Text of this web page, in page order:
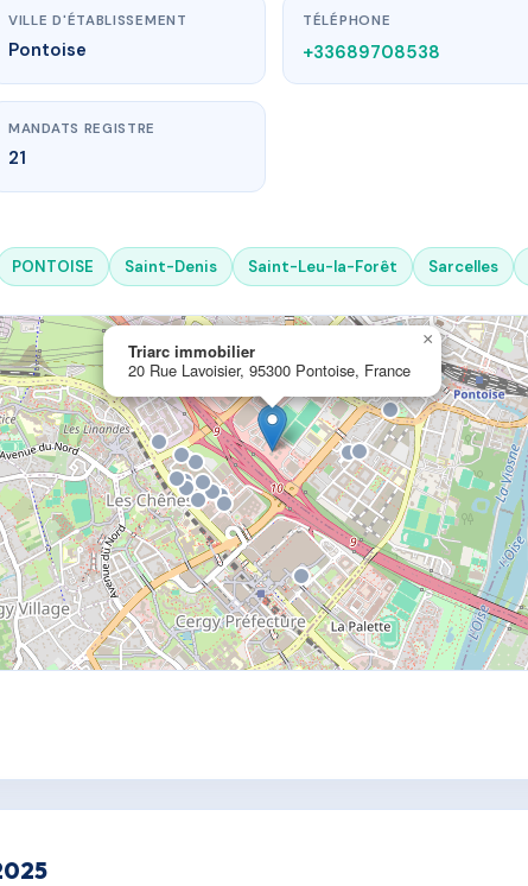
VILLE D'ÉTABLISSEMENT
Pontoise
TÉLÉPHONE
+33689708538
MANDATS REGISTRE
21
PONTOISE Saint-Denis Saint-Leu-la-Forêt Sarcelles
Triarc immobilier
20 Rue Lavoisier, 95300 Pontoise, France
×